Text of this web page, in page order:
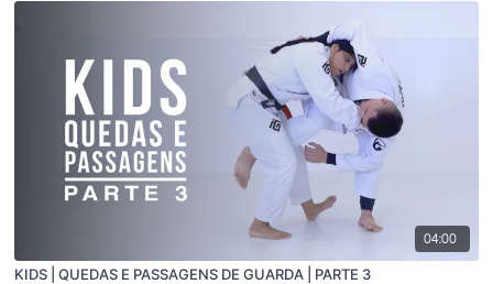
04:00
KIDS | QUEDAS E PASSAGENS DE GUARDA | PARTE 3